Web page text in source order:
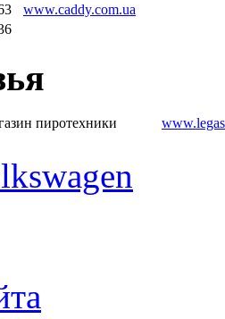
www.caddy.com.ua
пиротехники